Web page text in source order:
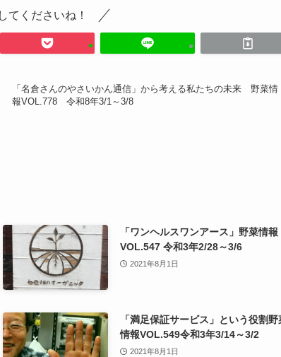
てくださいね！
「名倉さんのやさいかん通信」から考える私たちの未来 野菜情
報VOL.778 令和8年3/1～3/8
「ワンヘルスワンアース」野菜情報
VOL.547 令和3年2/28～3/6
2021年8月1日
「満足保証サービス」という役割野
情報VOL.549令和3年3/14～3/2
2021年8月1日